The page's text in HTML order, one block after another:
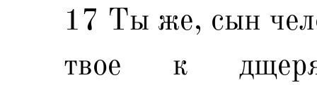
17 Ты же, сын
твое к